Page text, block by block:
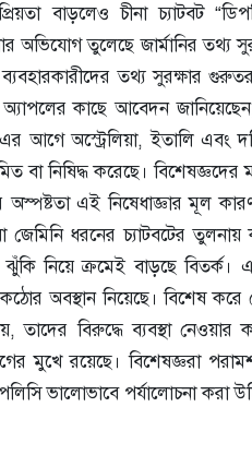
বাড়লেও চীনা চ্যাটবট
অভিযোগ তুলেছে জার্মানির তথ্য
তথ্য সুরক্ষার
অ্যাপলের কাছে আবেদন
আগে অস্ট্রেলিয়া, ইতালি এবং
বা নিষিদ্ধ করেছে। বিশেষজ্ঞদের
অস্পষ্টতা এই নিষেধাজ্ঞার মূল
জেমিনি ধরনের চ্যাটবটের
নিয়ে ক্রমেই বাড়ছে
অবস্থান নিয়েছে। বিশেষ
তাদের বিরুদ্ধে ব্যবস্থা
মুখে রয়েছে। বিশেষজ্ঞরা
ভালোভাবে পর্যালোচনা করা